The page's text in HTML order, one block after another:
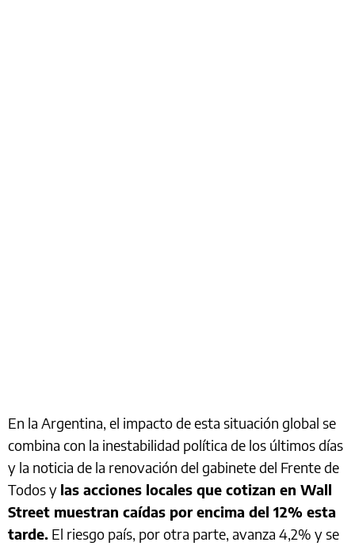
En la Argentina, el impacto de esta situación global se
combina con la inestabilidad política de los últimos días
y la noticia de la renovación del gabinete del Frente de
Todos y las acciones locales que cotizan en Wall
Street muestran caídas por encima del 12% esta
tarde. El riesgo país, por otra parte, avanza 4,2% y se